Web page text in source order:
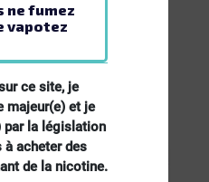
ne fumez
vapotez
ce site, je
majeur(e) et je
par la législation
à acheter des
de la nicotine.